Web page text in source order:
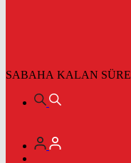
SABAHA KALAN SÜRE